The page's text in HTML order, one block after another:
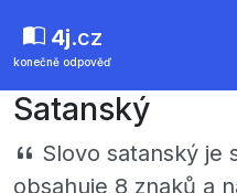
4j.cz
konečně odpověď
Satanský
Slovo satanský je
obsahuje 8 znaků a